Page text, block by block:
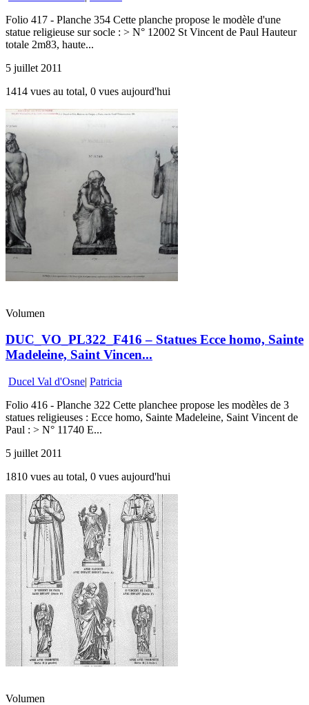
Folio 417 - Planche 354 Cette planche propose le modèle d'une
statue religieuse sur socle : > N° 12002 St Vincent de Paul Hauteur
totale 2m83, haute...
5 juillet 2011
1414 vues au total, 0 vues aujourd'hui
Volumen
DUC_VO_PL322_F416 – Statues Ecce homo, Sainte
Madeleine, Saint Vincen...
Ducel Val d'Osne| Patricia
Folio 416 - Planche 322 Cette planchee propose les modèles de 3
statues religieuses : Ecce homo, Sainte Madeleine, Saint Vincent de
Paul : > N° 11740 E...
5 juillet 2011
1810 vues au total, 0 vues aujourd'hui
Volumen